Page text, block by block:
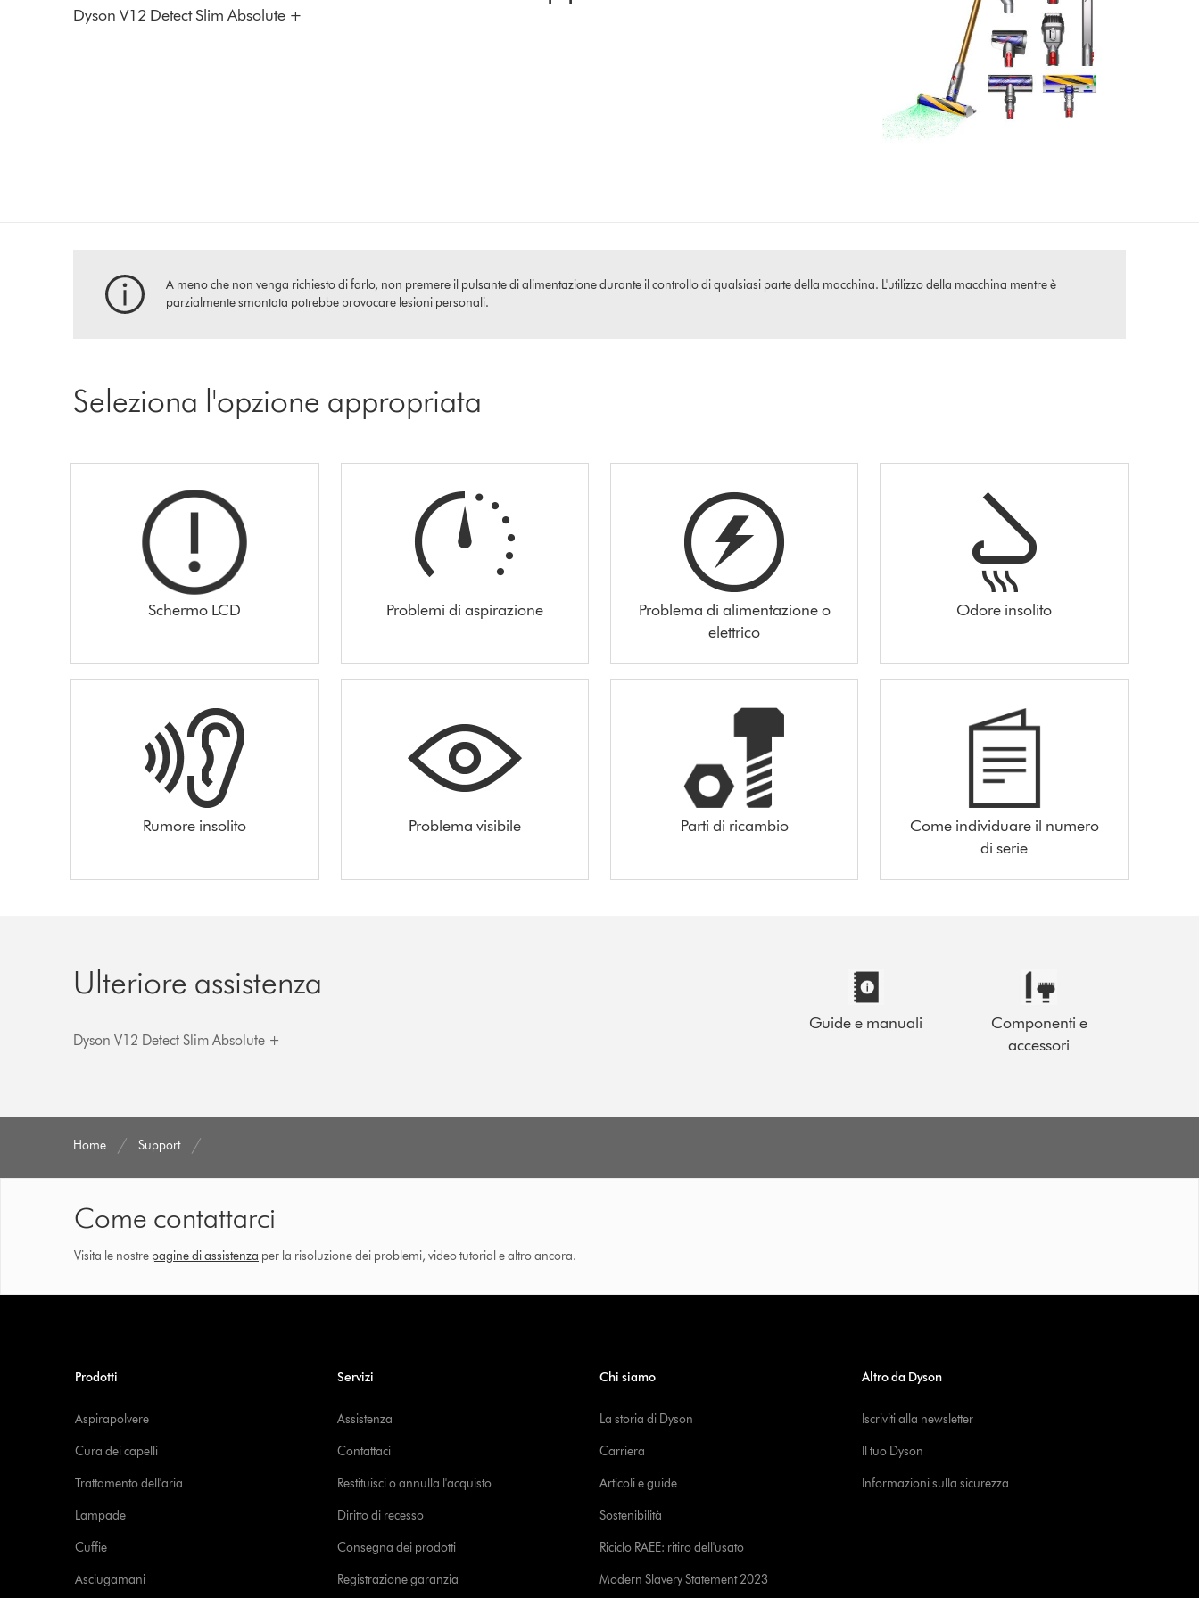
Dyson V12 Detect Slim Absolute +
A meno che non venga richiesto di farlo, non premere il pulsante di alimentazione durante il controllo di qualsiasi parte della macchina. L'utilizzo della macchina mentre è
parzialmente smontata potrebbe provocare lesioni personali.
Seleziona l'opzione appropriata
Schermo LCD Problemi di aspirazione
Problema di alimentazione o
elettrico
Odore insolito
Rumore insolito Problema visibile Parti di ricambio
Come individuare il numero
di serie
Ulteriore assistenza
Dyson V12 Detect Slim Absolute +
Guide e manuali
Componenti e
accessori
Home Support
Come contattarci
Visita le nostre pagine di assistenza per la risoluzione dei problemi, video tutorial e altro ancora.
Prodotti
Aspirapolvere
Cura dei capelli
Trattamento dell'aria
Lampade
Cuffie
Asciugamani
Servizi
Assistenza
Contattaci
Restituisci o annulla l'acquisto
Diritto di recesso
Consegna dei prodotti
Registrazione garanzia
Chi siamo
La storia di Dyson
Carriera
Articoli e guide
Sostenibilità
Riciclo RAEE: ritiro dell'usato
Modern Slavery Statement 2023
Altro da Dyson
Iscriviti alla newsletter
Il tuo Dyson
Informazioni sulla sicurezza